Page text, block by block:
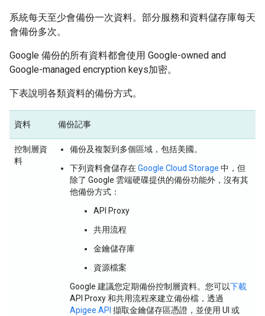
系統每天至少會備份一次資料。部分服務和資料儲存庫每天
會備份多次。
Google 備份的所有資料都會使用 Google-owned and
Google-managed encryption keys加密。
下表說明各類資料的備份方式。
資料 備份記事
控制層資
料
備份及複製到多個區域，包括美國。
下列資料會儲存在Google Cloud Storage 中，但
除了 Google 雲端硬碟提供的備份功能外，沒有其
他備份方式：
API Proxy
共用流程
金鑰儲存庫
資源檔案
Google 建議您定期備份控制層資料。您可以下載
API Proxy 和共用流程來建立備份檔，透過
Apigee API 擷取金鑰儲存區憑證，並使用 UI 或